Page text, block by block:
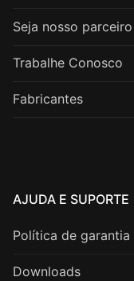
Seja nosso parceiro
Trabalhe Conosco
Fabricantes
AJUDA E SUPORTE
Política de garantia
Downloads